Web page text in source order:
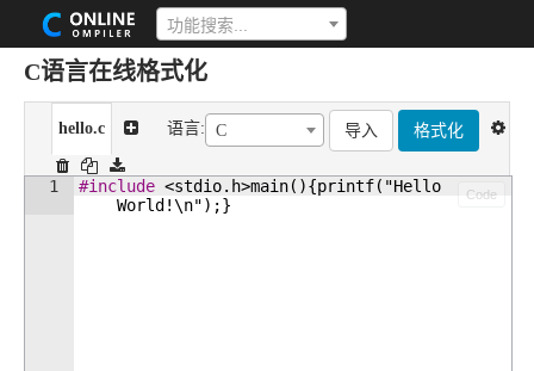
功能搜索...
C语言在线格式化
hello.c 语言: C 导入 格式化
Code
1 #include <stdio.h>main(){printf("Hello
World!\n");}